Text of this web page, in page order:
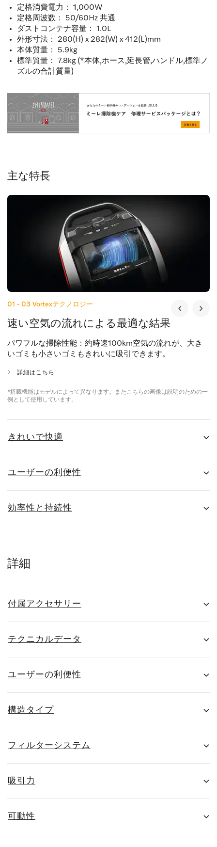
定格消費電力： 1,000W
定格周波数： 50/60Hz 共通
ダストコンテナ容量： 1.0L
外形寸法： 280(H) x 282(W) x 412(L)mm
本体質量： 5.9kg
標準質量： 7.8kg (*本体,ホース,延長管,ハンドル,標準ノ
ズルの合計質量)
主な特長
01 - 03 Vortexテクノロジー
速い空気の流れによる最適な結果
パワフルな掃除性能：約時速100km空気の流れが、大き
いゴミも小さいゴミもきれいに吸引できます。
詳細はこちら
*搭載機能はモデルによって異なります。またこちらの画像は説明のための一
例として使用しています。
きれいで快適
ユーザーの利便性
効率性と持続性
詳細
付属アクセサリー
テクニカルデータ
ユーザーの利便性
構造タイプ
フィルターシステム
吸引力
可動性